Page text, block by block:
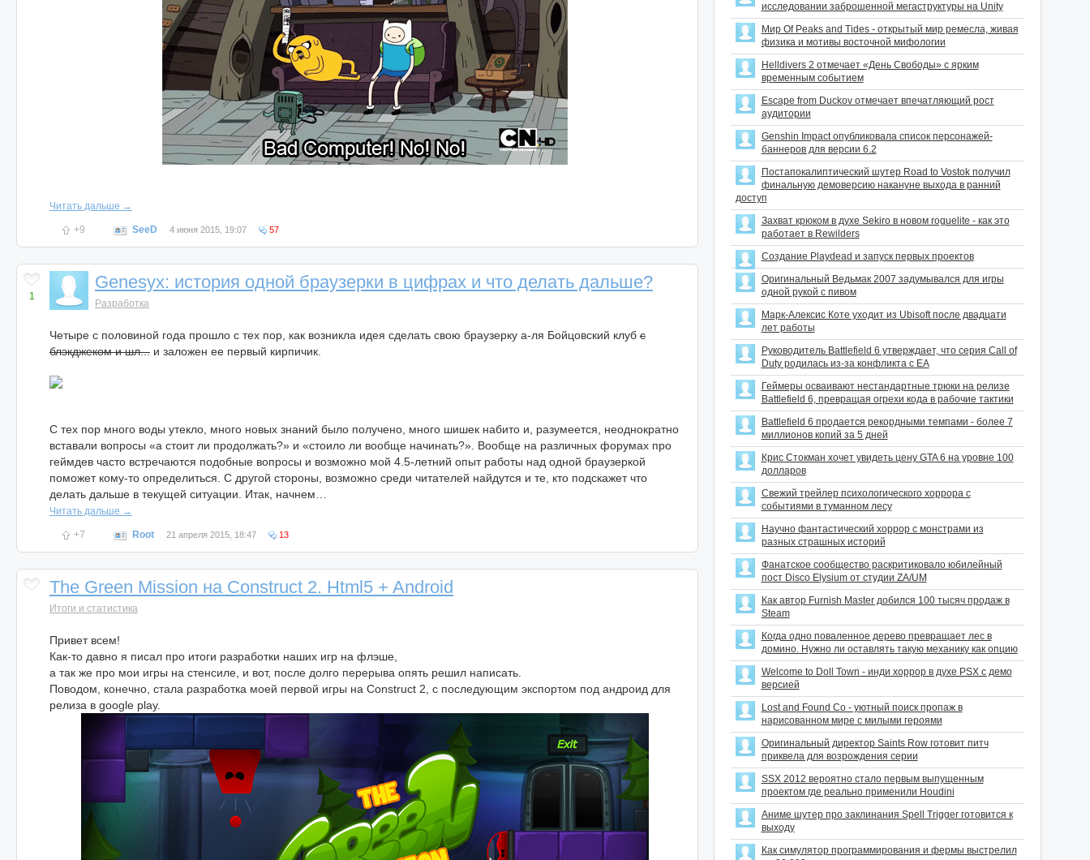
Читать дальше →
+9 SeeD 4 июня 2015, 19:07 57
Genesyx: история одной браузерки в цифрах и что делать дальше?
1
Разработка
Четыре с половиной года прошло с тех пор, как возникла идея сделать свою браузерку а-ля Бойцовский клуб с
блэкджеком и шл... и заложен ее первый кирпичик.
С тех пор много воды утекло, много новых знаний было получено, много шишек набито и, разумеется, неоднократно
вставали вопросы «а стоит ли продолжать?» и «стоило ли вообще начинать?». Вообще на различных форумах про
геймдев часто встречаются подобные вопросы и возможно мой 4.5-летний опыт работы над одной браузеркой
поможет кому-то определиться. С другой стороны, возможно среди читателей найдутся и те, кто подскажет что
делать дальше в текущей ситуации. Итак, начнем…
Читать дальше →
+7 Root 21 апреля 2015, 18:47 13
The Green Mission на Сonstruct 2. Html5 + Android
Итоги и статистика
Привет всем!
Как-то давно я писал про итоги разработки наших игр на флэше,
а так же про мои игры на стенсиле, и вот, после долго перерыва опять решил написать.
Поводом, конечно, стала разработка моей первой игры на Construct 2, с последующим экспортом под андроид для
релиза в google play.
исследовании заброшенной мегаструктуры на Unity
Мир Of Peaks and Tides - открытый мир ремесла, живая
физика и мотивы восточной мифологии
Helldivers 2 отмечает «День Свободы» с ярким
временным событием
Escape from Duckov отмечает впечатляющий рост
аудитории
Genshin Impact опубликовала список персонажей-
баннеров для версии 6.2
Постапокалиптический шутер Road to Vostok получил
финальную демоверсию накануне выхода в ранний
доступ
Захват крюком в духе Sekiro в новом roguelite - как это
работает в Rewilders
Создание Playdead и запуск первых проектов
Оригинальный Ведьмак 2007 задумывался для игры
одной рукой с пивом
Марк-Алексис Коте уходит из Ubisoft после двадцати
лет работы
Руководитель Battlefield 6 утверждает, что серия Call of
Duty родилась из-за конфликта с EA
Геймеры осваивают нестандартные трюки на релизе
Battlefield 6, превращая огрехи кода в рабочие тактики
Battlefield 6 продается рекордными темпами - более 7
миллионов копий за 5 дней
Крис Стокман хочет увидеть цену GTA 6 на уровне 100
долларов
Свежий трейлер психологического хоррора с
событиями в туманном лесу
Научно фантастический хоррор с монстрами из
разных страшных историй
Фанатское сообщество раскритиковало юбилейный
пост Disco Elysium от студии ZA/UM
Как автор Furnish Master добился 100 тысяч продаж в
Steam
Когда одно поваленное дерево превращает лес в
домино. Нужно ли оставлять такую механику как опцию
Welcome to Doll Town - инди хоррор в духе PSX с демо
версией
Lost and Found Co - уютный поиск пропаж в
нарисованном мире с милыми героями
Оригинальный директор Saints Row готовит питч
приквела для возрождения серии
SSX 2012 вероятно стало первым выпущенным
проектом где реально применили Houdini
Аниме шутер про заклинания Spell Trigger готовится к
выходу
Как симулятор программирования и фермы выстрелил